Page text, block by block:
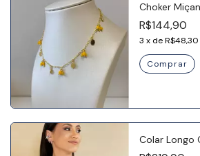
Choker
Chapinha -
R$144,90
3 x deR$48,30
Colar Longo
- Banho Ródio